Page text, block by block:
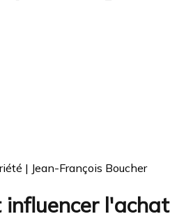
| Jean-François Boucher